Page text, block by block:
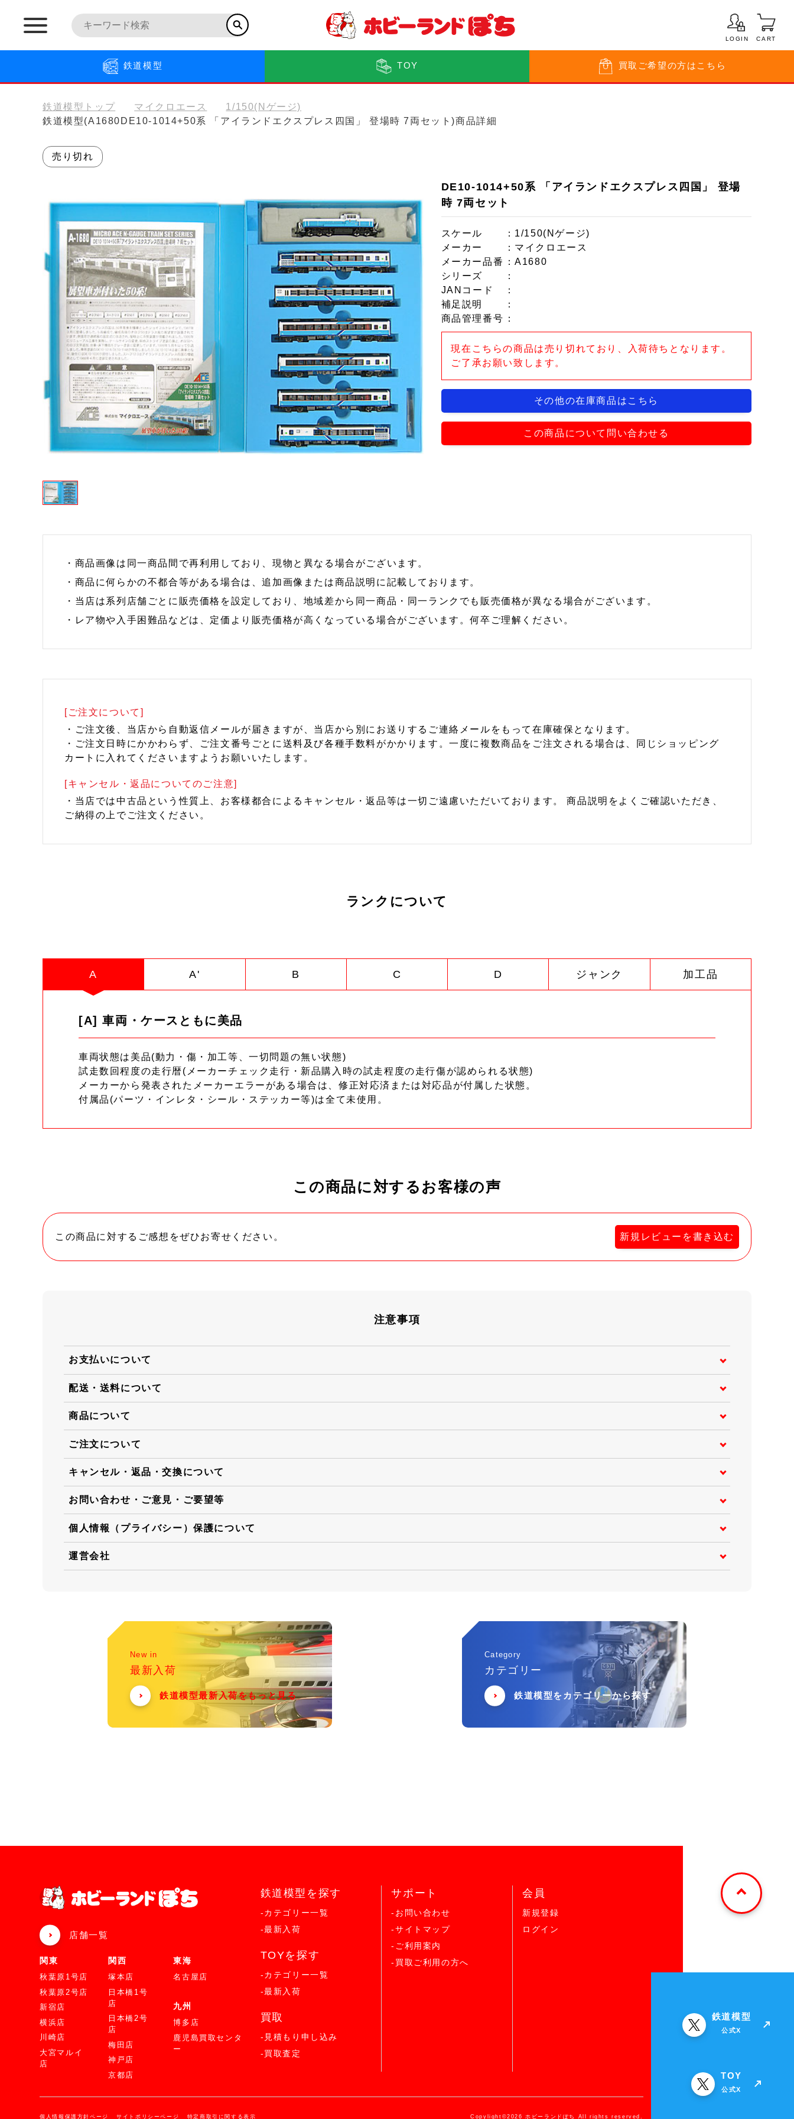
LOGIN CART
鉄道模型 TOY 買取 ご希望の方はこちら
鉄道模型トップ マイクロエース
1/150(Nゲージ)
鉄道模型(A1680DE10-1014+50系 「アイランドエクスプレス四国」 登場時 7両セット)商品詳細
売り切れ
DE10-1014+50系 「アイランドエクスプレス四国」 登場
時 7両セット
スケール
：1/150(Nゲージ)
メーカー
：マイクロエース
メーカー品番
：A1680
シリーズ
：
JANコード
：
補足説明
：
商品管理番号 ：
現在こちらの商品は売り切れており、入荷待ちとなります。
ご了承お願い致します。
その他の在庫商品はこちら
この商品について問い合わせる
・商品画像は同一商品間で再利用しており、現物と異なる場合がございます。
・商品に何らかの不都合等がある場合は、追加画像または商品説明に記載しております。
・当店は系列店舗ごとに販売価格を設定しており、地域差から同一商品・同一ランクでも販売価格が異なる場合がございます。
・レア物や入手困難品などは、定価より販売価格が高くなっている場合がございます。何卒ご理解ください。
[ご注文について]
・ご注文後、当店から自動返信メールが届きますが、当店から別にお送りするご連絡メールをもって在庫確保となります。
・ご注文日時にかかわらず、ご注文番号ごとに送料及び各種手数料がかかります。一度に複数商品をご注文される場合は、同じショッピング
カートに入れてくださいますようお願いいたします。
[キャンセル・返品についてのご注意]
・当店では中古品という性質上、お客様都合によるキャンセル・返品等は一切ご遠慮いただいております。 商品説明をよくご確認いただき、
ご納得の上でご注文ください。
ランクについて
A A' B C D ジャンク 加工品
[A] 車両・ケースともに美品
車両状態は美品(動力・傷・加工等、一切問題の無い状態)
試走数回程度の走行暦(メーカーチェック走行・新品購入時の試走程度の走行傷が認められる状態)
メーカーから発表されたメーカーエラーがある場合は、修正対応済または対応品が付属した状態。
付属品(パーツ・インレタ・シール・ステッカー等)は全て未使用。
この商品に対するお客様の声
この商品に対するご感想をぜひお寄せください。 新規レビューを書き込む
注意事項
お支払いについて
配送・送料について
商品について
ご注文について
キャンセル・返品・交換について
お問い合わせ・ご意見・ご要望等
個人情報（プライバシー）保護について
運営会社
New in
最新入荷
鉄道模型最新入荷をもっと見る
Category
カテゴリー
鉄道模型をカテゴリーから探す
店舗一覧
関東
秋葉原1号店
秋葉原2号店
新宿店
横浜店
川崎店
大宮マルイ
店
関西
塚本店
日本橋1号
店
日本橋2号
店
梅田店
神戸店
京都店
東海
名古屋店
九州
博多店
鹿児島買取センタ
ー
鉄道模型を探す
-カテゴリー一覧
-最新入荷
TOYを探す
-カテゴリー一覧
-最新入荷
買取
-見積もり申し込み
-買取査定
サポート
-お問い合わせ
-サイトマップ
-ご利用案内
-買取ご利用の方へ
会員
新規登録
ログイン
個人情報保護方針ページ サイトポリシーページ 特定商取引に関する表示 Copylight©2026 ホビーランドぽち All rights reserved.
鉄道模型
公式X
TOY
公式X